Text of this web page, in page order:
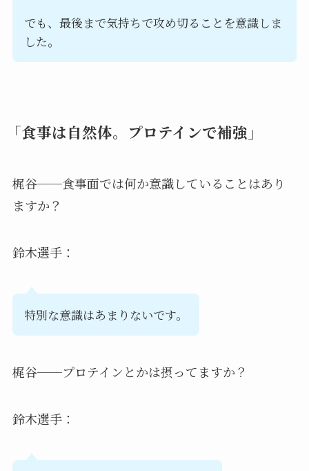
でも、最後まで気持ちで攻め切ることを意識しま
した。
「食事は自然体。プロテインで補強」
梶谷──食事面では何か意識していることはあり
ますか？
鈴木選手：
特別な意識はあまりないです。
梶谷──プロテインとかは摂ってますか？
鈴木選手：